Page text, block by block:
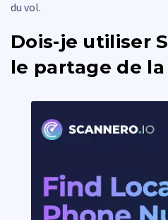
du vol.
Dois-je utiliser
le partage de